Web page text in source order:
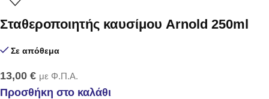
Σταθεροποιητής καυσίμου Arnold 250ml
Σε απόθεμα
13,00 € με Φ.Π.Α.
Προσθήκη στο καλάθι